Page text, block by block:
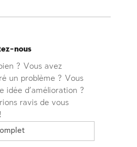
nous
? Vous avez
un problème ? Vous
idée d'amélioration ?
ravis de vous